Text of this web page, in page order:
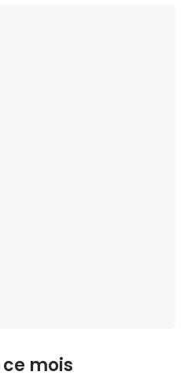
mois